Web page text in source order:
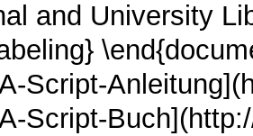
and University
Script-
Script-